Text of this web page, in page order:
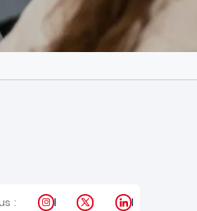
: Instagram
X LinkedIn